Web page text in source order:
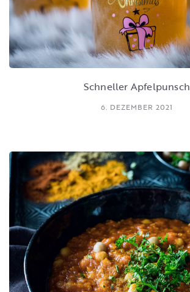
Schneller Apfelpunsch
6. DEZEMBER 2021